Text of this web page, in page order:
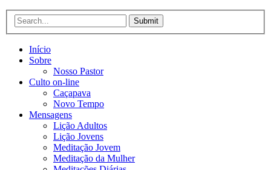
Submit
Início
Sobre
Nosso Pastor
Culto on-line
Caçapava
Novo Tempo
Mensagens
Lição Adultos
Lição Jovens
Meditação Jovem
Meditação da Mulher